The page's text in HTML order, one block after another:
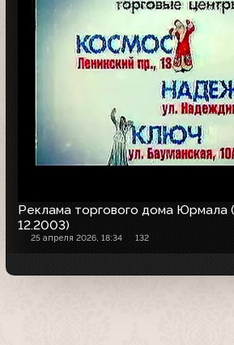
Реклама торгового дома Юрмала
12.2003)
25 апреля 2026, 18:34 132